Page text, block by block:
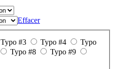
Effacer
Typo #3 Typo #4
Typo #8
Typo #9